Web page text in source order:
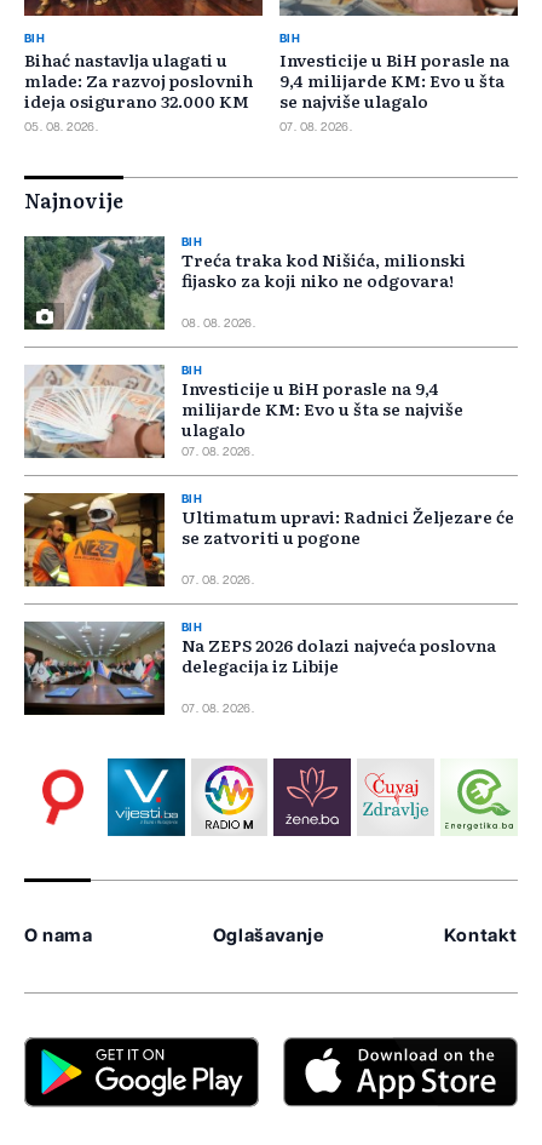
BIH
Bihać nastavlja ulagati u
mlade: Za razvoj poslovnih
ideja osigurano 32.000 KM
05. 08. 2026.
BIH
Investicije u BiH porasle na
9,4 milijarde KM: Evo u šta
se najviše ulagalo
07. 08. 2026.
Najnovije
BIH
Treća traka kod Nišića, milionski
fijasko za koji niko ne odgovara!
08. 08. 2026.
BIH
Investicije u BiH porasle na 9,4
milijarde KM: Evo u šta se najviše
ulagalo
07. 08. 2026.
BIH
Ultimatum upravi: Radnici Željezare će
se zatvoriti u pogone
07. 08. 2026.
BIH
Na ZEPS 2026 dolazi najveća poslovna
delegacija iz Libije
07. 08. 2026.
O nama Oglašavanje Kontakt